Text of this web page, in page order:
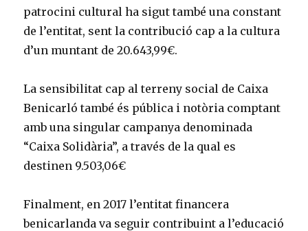
patrocini cultural ha sigut també una constant
de l’entitat, sent la contribució cap a la cultura
d’un muntant de 20.643,99€.
La sensibilitat cap al terreny social de Caixa
Benicarló també és pública i notòria comptant
amb una singular campanya denominada
“Caixa Solidària”, a través de la qual es
destinen 9.503,06€
Finalment, en 2017 l’entitat financera
benicarlanda va seguir contribuint a l’educació